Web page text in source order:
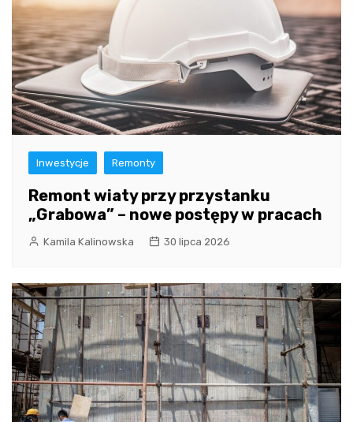
Inwestycje Remonty
Remont wiaty przy przystanku
„Grabowa” – nowe postępy w pracach
Kamila Kalinowska 30 lipca 2026